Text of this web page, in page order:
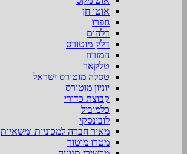
אוטו חן
גזפרו
דלהום
דלק מוטורס
המזרח
טלקאר
טסלה מוטורס ישראל
יוניון מוטורס
קבוצת כדורי
כלמוביל
לובינסקי
מאיר חברה למכוניות ומשאיות
מטרו מוטור